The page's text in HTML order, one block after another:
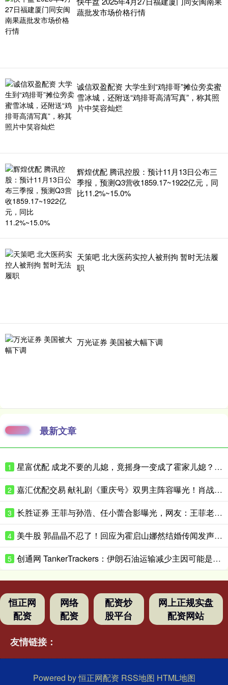
蔬批发市场价格行情
诚信双盈配资 大学生到“鸡排哥”摊位旁卖蜜
雪冰城，还附送“鸡排哥高清写真”，称其照
片中笑容灿烂
辉煌优配 腾讯控股：预计11月13日公布三
季报，预测Q3营收1859.17~1922亿元，同
比11.2%~15.0%
天策吧 北大医药实控人被刑拘 暂时无法履
职
万光证券 美国被大幅下调
最新文章
1 星富优配 成龙不要的儿媳，竟摇身一变成了霍家儿媳？感到意外的何止他一人
2 嘉汇优配交易 献礼剧《重庆号》双男主阵容曝光！肖战无缝衔接进组，搭档老顶流
3 长胜证券 王菲与孙浩、任小蕾合影曝光，网友：王菲老了，眼角下垂皱纹明显
4 美牛股 郭晶晶不忍了！回应为霍启山娜然结婚传闻发声之事，我们都被骗了
5 创通网 TankerTrackers：伊朗石油运输减少主因可能是泄漏事故 而非美国封锁
恒正网
配资
网络
配资
配资炒
股平台
网上正规实盘
配资网站
友情链接：
Powered by恒正网配资 RSS地图 HTML地图